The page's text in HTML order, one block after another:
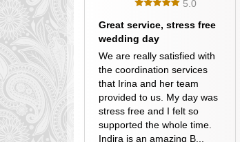
5.0
Great service, stress free
wedding day
We are really satisfied with
the coordination services
that Irina and her team
provided to us. My day was
stress free and I felt so
supported the whole time.
Indira is an amazing B...